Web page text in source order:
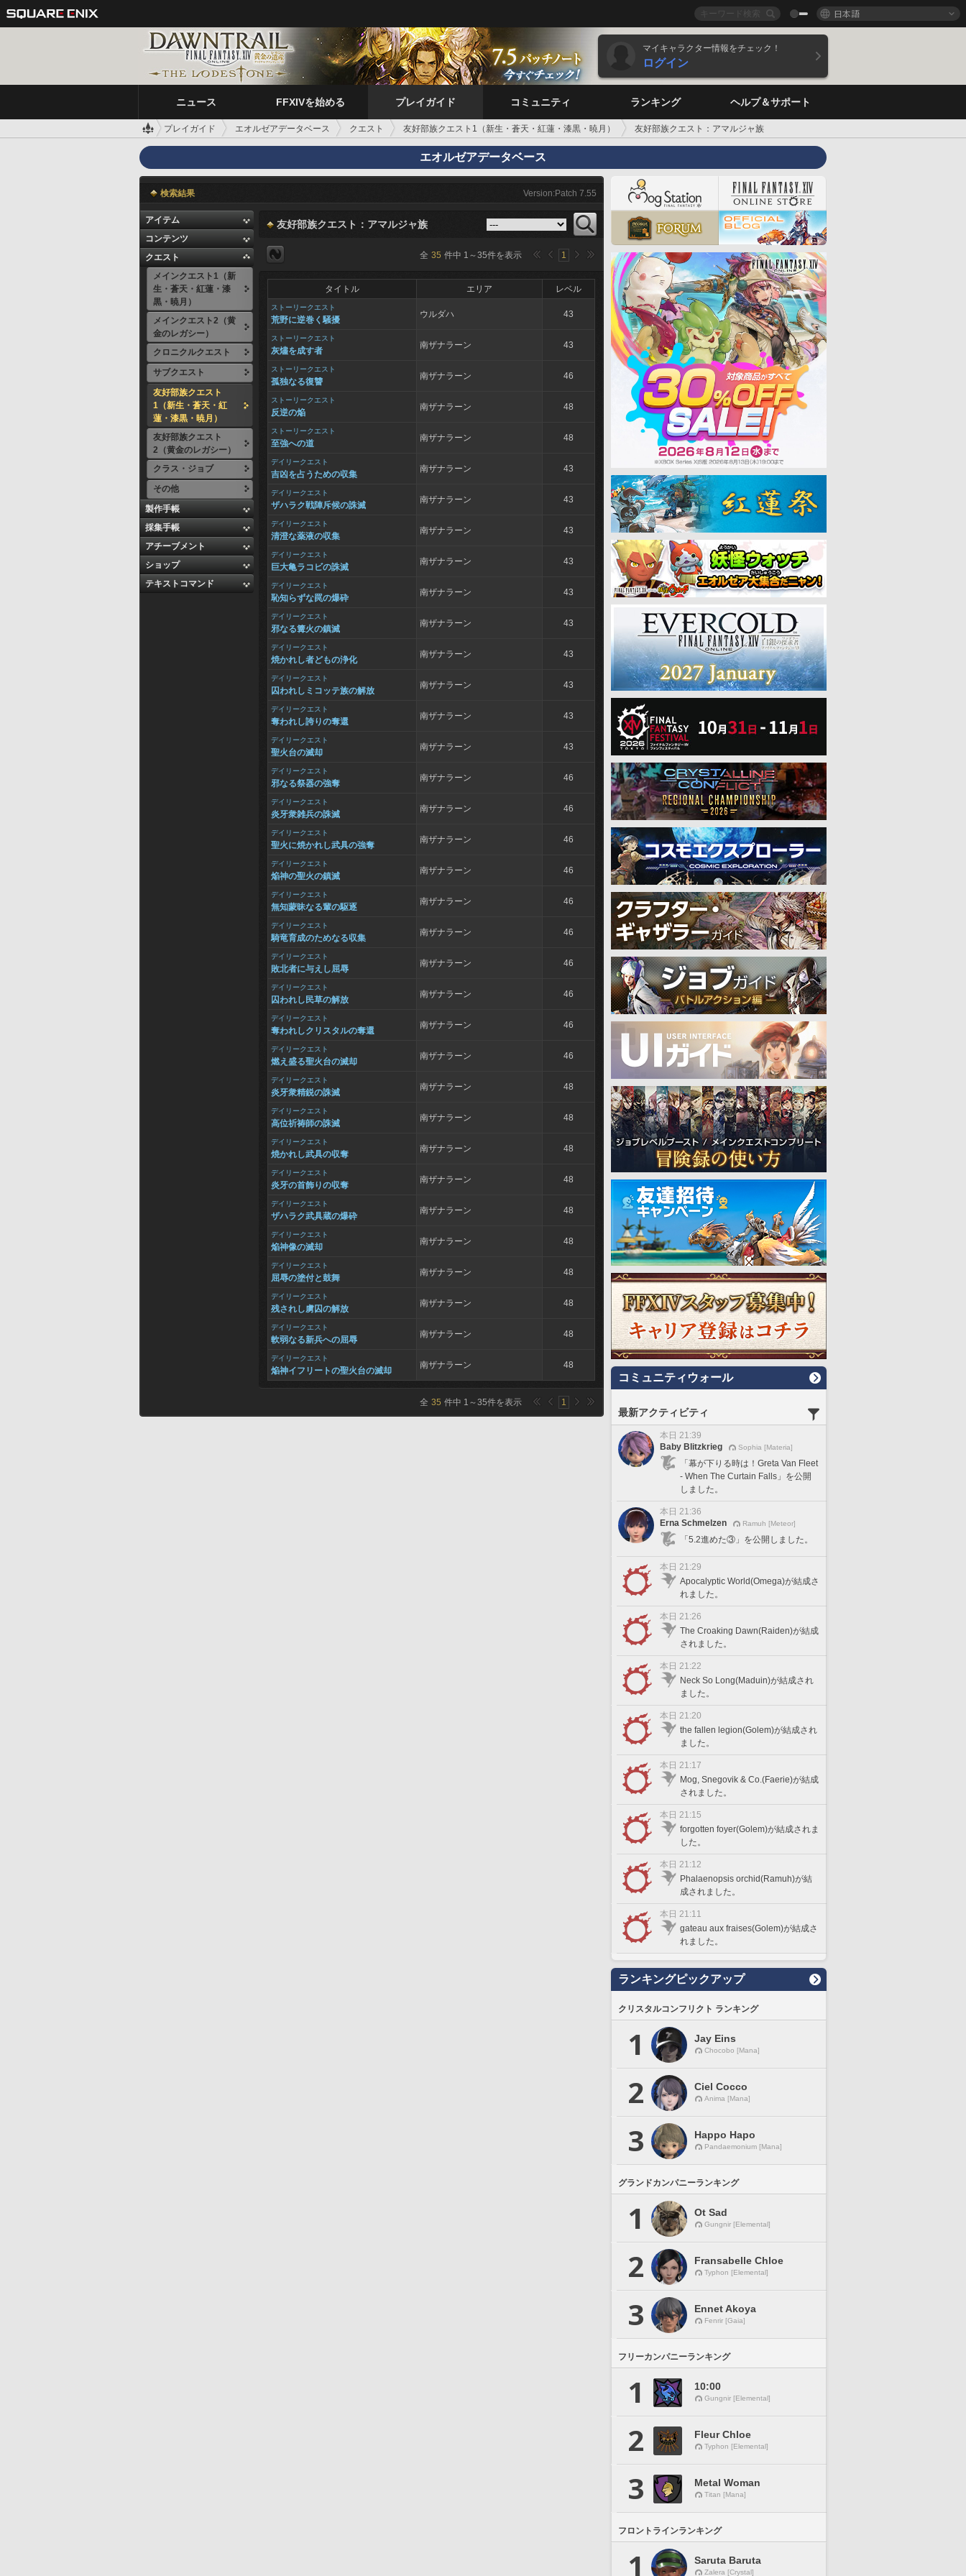
日本語
マイキャラクター情報をチェック！
ログイン
ニュース FFXIVを始める プレイガイド コミュニティ ランキング ヘルプ＆サポート
プレイガイド エオルゼアデータベース クエスト 友好部族クエスト1（新生・蒼天・紅蓮・漆黒・暁月） 友好部族クエスト：アマルジャ族
エオルゼアデータベース
検索結果 Version:Patch 7.55
アイテム
コンテンツ
クエスト
メインクエスト1（新
生・蒼天・紅蓮・漆
黒・暁月）
メインクエスト2（黄
金のレガシー）
クロニクルクエスト
サブクエスト
友好部族クエスト
1（新生・蒼天・紅
蓮・漆黒・暁月）
友好部族クエスト
2（黄金のレガシー）
クラス・ジョブ
その他
製作手帳
採集手帳
アチーブメント
ショップ
テキストコマンド
友好部族クエスト：アマルジャ族
全 35 件中 1 ～35件を表示 1
タイトル エリア レベル
ストーリークエスト
荒野に逆巻く騒擾
ウルダハ 43
ストーリークエスト
灰燼を成す者
南ザナラーン 43
ストーリークエスト
孤独なる復讐
南ザナラーン 46
ストーリークエスト
反逆の焔
南ザナラーン 48
ストーリークエスト
至強への道
南ザナラーン 48
デイリークエスト
吉凶を占うための収集
南ザナラーン 43
デイリークエスト
ザハラク戦陣斥候の誅滅
南ザナラーン 43
デイリークエスト
清澄な薬液の収集
南ザナラーン 43
デイリークエスト
巨大亀ラコビの誅滅
南ザナラーン 43
デイリークエスト
恥知らずな罠の爆砕
南ザナラーン 43
デイリークエスト
邪なる篝火の鎮滅
南ザナラーン 43
デイリークエスト
焼かれし者どもの浄化
南ザナラーン 43
デイリークエスト
囚われしミコッテ族の解放
南ザナラーン 43
デイリークエスト
奪われし誇りの奪還
南ザナラーン 43
デイリークエスト
聖火台の滅却
南ザナラーン 43
デイリークエスト
邪なる祭器の強奪
南ザナラーン 46
デイリークエスト
炎牙衆雑兵の誅滅
南ザナラーン 46
デイリークエスト
聖火に焼かれし武具の強奪
南ザナラーン 46
デイリークエスト
焔神の聖火の鎮滅
南ザナラーン 46
デイリークエスト
無知蒙昧なる輩の駆逐
南ザナラーン 46
デイリークエスト
騎竜育成のためなる収集
南ザナラーン 46
デイリークエスト
敗北者に与えし屈辱
南ザナラーン 46
デイリークエスト
囚われし民草の解放
南ザナラーン 46
デイリークエスト
奪われしクリスタルの奪還
南ザナラーン 46
デイリークエスト
燃え盛る聖火台の滅却
南ザナラーン 46
デイリークエスト
炎牙衆精鋭の誅滅
南ザナラーン 48
デイリークエスト
高位祈祷師の誅滅
南ザナラーン 48
デイリークエスト
焼かれし武具の収奪
南ザナラーン 48
デイリークエスト
炎牙の首飾りの収奪
南ザナラーン 48
デイリークエスト
ザハラク武具蔵の爆砕
南ザナラーン 48
デイリークエスト
焔神像の滅却
南ザナラーン 48
デイリークエスト
屈辱の塗付と鼓舞
南ザナラーン 48
デイリークエスト
残されし虜囚の解放
南ザナラーン 48
デイリークエスト
軟弱なる新兵への屈辱
南ザナラーン 48
デイリークエスト
焔神イフリートの聖火台の滅却
南ザナラーン 48
全 35 件中 1 ～35件を表示 1
コミュニティウォール
最新アクティビティ
本日 21:39
Baby Blitzkrieg
Sophia [Materia]
「幕が下りる時は！Greta Van Fleet
- When The Curtain Falls」を公開
しました。
本日 21:36
Erna Schmelzen
Ramuh [Meteor]
「5.2進めた③」を公開しました。
本日 21:29
Apocalyptic World(Omega)が結成さ
れました。
本日 21:26
The Croaking Dawn(Raiden)が結成
されました。
本日 21:22
Neck So Long(Maduin)が結成され
ました。
本日 21:20
the fallen legion(Golem)が結成され
ました。
本日 21:17
Mog, Snegovik & Co.(Faerie)が結成
されました。
本日 21:15
forgotten foyer(Golem)が結成されま
した。
本日 21:12
Phalaenopsis orchid(Ramuh)が結
成されました。
本日 21:11
gateau aux fraises(Golem)が結成さ
れました。
ランキングピックアップ
クリスタルコンフリクト ランキング
1 Jay Eins
Chocobo [Mana]
2 Ciel Cocco
Anima [Mana]
3 Happo Hapo
Pandaemonium [Mana]
グランドカンパニーランキング
1 Ot Sad
Gungnir [Elemental]
2 Fransabelle Chloe
Typhon [Elemental]
3 Ennet Akoya
Fenrir [Gaia]
フリーカンパニーランキング
1 10:00
Gungnir [Elemental]
2 Fleur Chloe
Typhon [Elemental]
3 Metal Woman
Titan [Mana]
フロントラインランキング
1 Saruta Baruta
Zalera [Crystal]